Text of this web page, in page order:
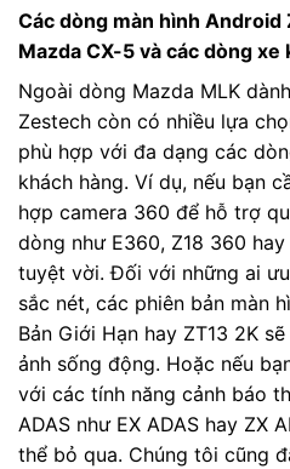
Các dòng màn hình
Mazda CX-5 và các dòng xe
Ngoài dòng Mazda MLK
Zestech còn có nhiều lựa
phù hợp với đa dạng các
khách hàng. Ví dụ, nếu bạn
hợp camera 360 để hỗ trợ
dòng như E360, Z18 360
tuyệt vời. Đối với những ai
sắc nét, các phiên bản màn
Bản Giới Hạn hay ZT13 2K
ảnh sống động. Hoặc nếu
với các tính năng cảnh báo
ADAS như EX ADAS hay ZX
thể bỏ qua. Chúng tôi cũng